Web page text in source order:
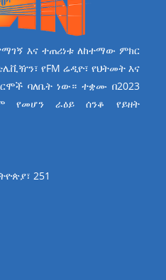
እና ተጠሪነቱ ለከተማው ምክር
የFM ሬዲዮ፣ የህትመት እና
ባለቤት ነው። ተቋሙ በ2023
የመሆን ራዕይ ሰንቆ የይዘት
251